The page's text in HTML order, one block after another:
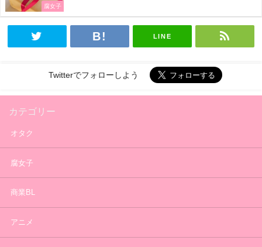
腐女子
LINE
Twitterでフォローしよう
カテゴリー
オタク
腐女子
商業BL
アニメ